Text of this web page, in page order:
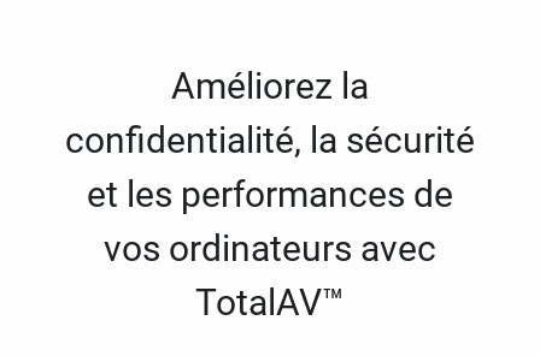
Améliorez la
confidentialité, la sécurité
et les performances de
vos ordinateurs avec
TotalAV™